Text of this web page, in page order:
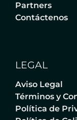
Partners
Contáctenos
LEGAL
Aviso Legal
Términos y
Política de